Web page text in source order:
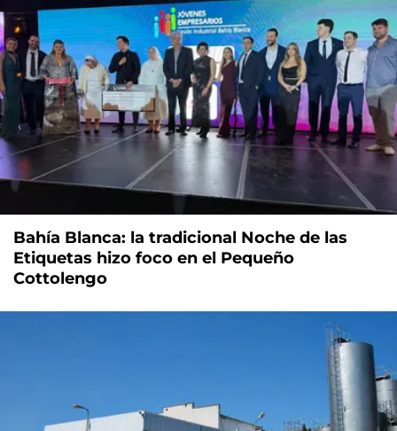
Bahía Blanca: la tradicional Noche de las
Etiquetas hizo foco en el Pequeño
Cottolengo